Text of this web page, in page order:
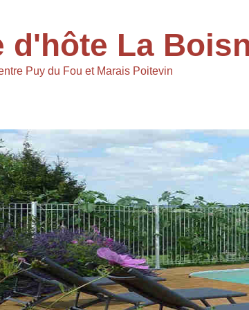
d'hôte La
Puy du Fou et Marais Poitevin